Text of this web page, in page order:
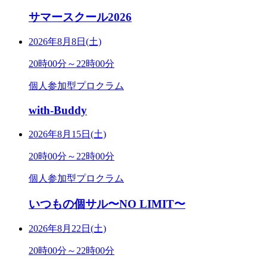
サマースクール2026
2026年8月8日(土)
20時00分～22時00分
個人参加型プロクラム
with-Buddy
2026年8月15日(土)
20時00分～22時00分
個人参加型プロクラム
いつもの個サル〜NO LIMIT〜
2026年8月22日(土)
20時00分～22時00分